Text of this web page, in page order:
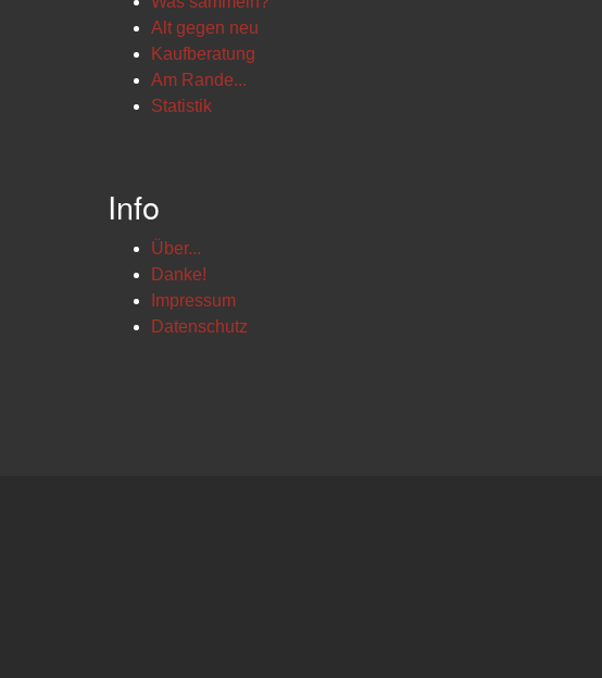
Alt gegen neu
Kaufberatung
Am Rande...
Statistik
Info
Über...
Danke!
Impressum
Datenschutz